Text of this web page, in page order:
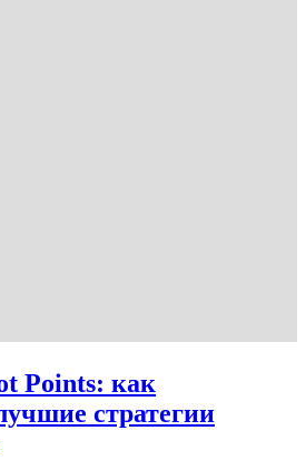
Points: как
стратегии